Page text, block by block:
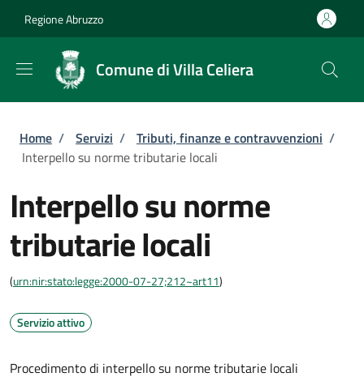
Regione Abruzzo
Comune di Villa Celiera
Briciole di pane
Home / Servizi / Tributi, finanze e contravvenzioni /
Interpello su norme tributarie locali
Interpello su norme
tributarie locali
(urn:nir:stato:legge:2000-07-27;212~art11)
Servizio attivo
Procedimento di interpello su norme tributarie locali